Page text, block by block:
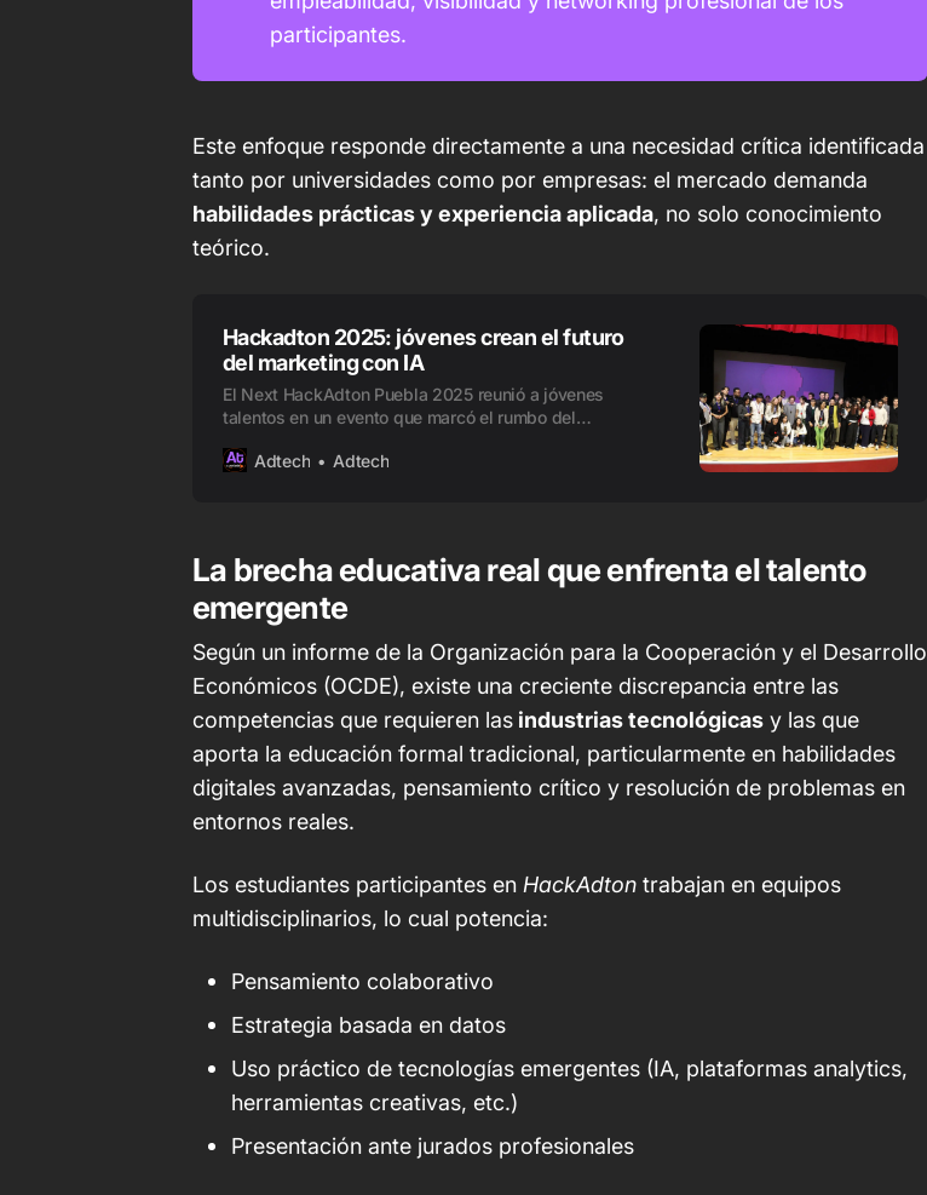
participantes.
Este enfoque responde directamente a una necesidad crítica identificada
tanto por universidades como por empresas: el mercado demanda
habilidades prácticas y experiencia aplicada, no solo conocimiento
teórico.
Hackadton 2025: jóvenes crean el futuro
del marketing con IA
El Next HackAdton Puebla 2025 reunió a jóvenes
talentos en un evento que marcó el rumbo del
Conoce lo mejor de esta experiencia interuniversitaria
Adtech Adtech
La brecha educativa real que enfrenta el talento
emergente
Según un informe de la Organización para la Cooperación y el Desarrollo
Económicos (OCDE), existe una creciente discrepancia entre las
competencias que requieren las industrias tecnológicas y las que
aporta la educación formal tradicional, particularmente en habilidades
digitales avanzadas, pensamiento crítico y resolución de problemas en
entornos reales.
Los estudiantes participantes en HackAdton trabajan en equipos
multidisciplinarios, lo cual potencia:
Pensamiento colaborativo
Estrategia basada en datos
Uso práctico de tecnologías emergentes (IA, plataformas analytics,
herramientas creativas, etc.)
Presentación ante jurados profesionales